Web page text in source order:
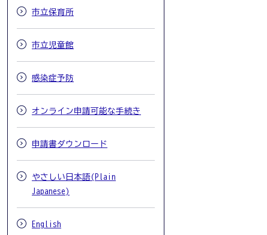
市立保育所
市立児童館
感染症予防
オンライン申請可能な手続き
申請書ダウンロード
やさしい日本語(Plain
Japanese)
English